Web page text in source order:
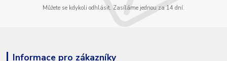
Můžete se kdykoli odhlásit. Zasíláme jednou za 14 dní.
Informace pro zákazníky